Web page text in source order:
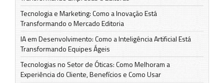
Tecnologia e Marketing: Como a Inovação Está
Transformando o Mercado Editoria
IA em Desenvolvimento: Como a Inteligência Artificial Está
Transformando Equipes Ágeis
Tecnologias no Setor de Óticas: Como Melhoram a
Experiência do Cliente, Benefícios e Como Usar